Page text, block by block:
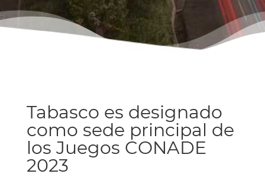
Tabasco es designado
como sede principal de
los Juegos CONADE
2023